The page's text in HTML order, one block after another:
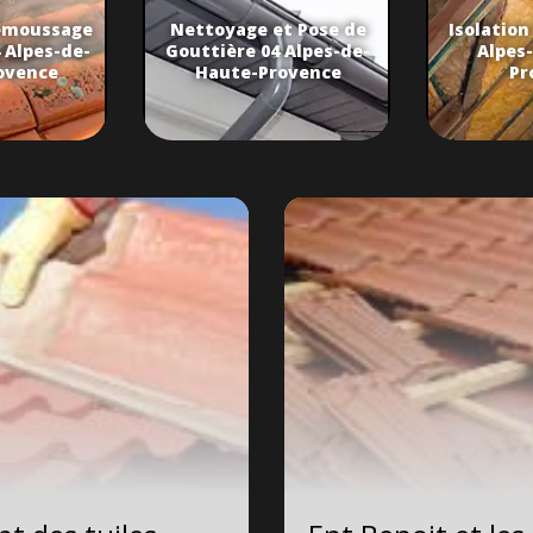
de-
Nettoyage et Pose de
Gouttière 04 Alpes-de-
Haute-Provence
Isolation